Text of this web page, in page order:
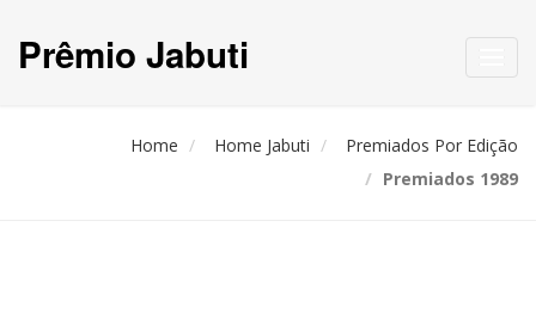
Prêmio Jabuti
Home Home Jabuti
Premiados Por Edição
Premiados 1989